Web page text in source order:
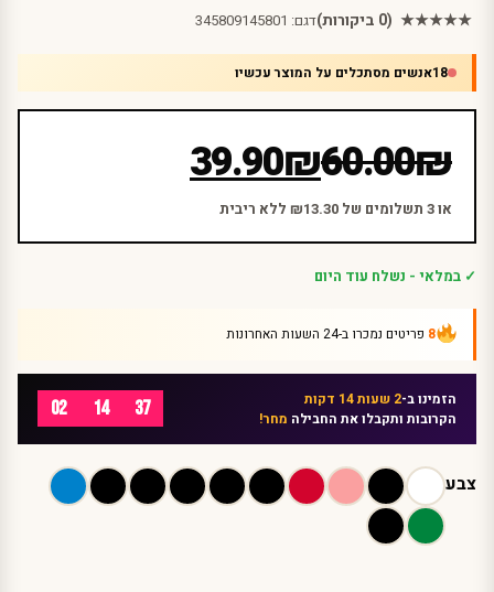
★★★★★ (0 ביקורות) דגם: 345809145801
18אנשים מסתכלים על המוצר עכשיו
₪
60.00המחיר
המקורי
היה:
₪
39.90
המחיר
הנוכחי
הוא:
או 3 תשלומים של ₪13.30 ללא ריבית
✓ במלאי - נשלח עוד היום
8 פריטים נמכרו ב-24 השעות האחרונות
הזמינו ב-2 שעות 14 דקות
הקרובות ותקבלו את החבילה מחר! 02 14 37
צבע